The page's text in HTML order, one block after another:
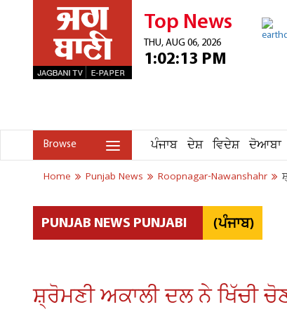
Top News
THU, AUG 06, 2026
1:02:13 PM
Browse ਪੰਜਾਬ ਦੇਸ਼ ਵਿਦੇਸ਼ ਦੋਆਬਾ
Home Punjab News Roopnagar-Nawanshahr
PUNJAB NEWS PUNJABI (ਪੰਜਾਬ)
ਸ਼੍ਰੋਮਣੀ ਅਕਾਲੀ ਦਲ ਨੇ ਖਿੱਚੀ